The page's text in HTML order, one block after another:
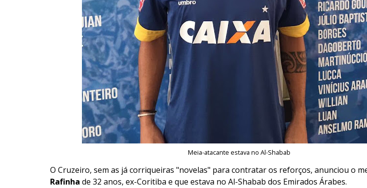
Meia-atacante estava no Al-Shabab
O Cruzeiro, sem as já corriqueiras "novelas" para contratar os reforços, anunciou o
Rafinha de 32 anos, ex-Coritiba e que estava no Al-Shabab dos Emirados Árabes.